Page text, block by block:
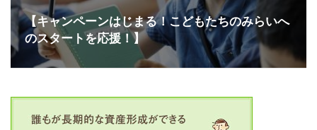
【キャンペーンはじまる！こどもたちのみらいへ
のスタートを応援！】